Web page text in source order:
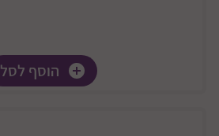
הוסף לסל